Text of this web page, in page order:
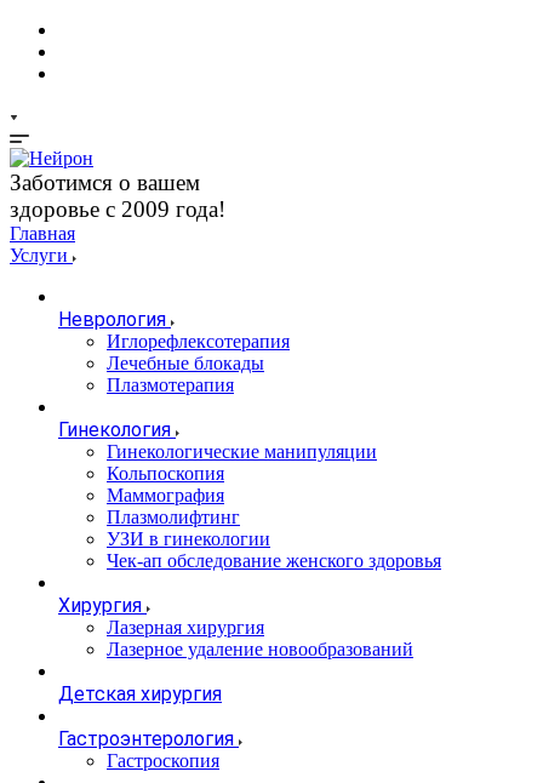
Заботимся о вашем
здоровье с 2009 года!
Главная
Услуги
Неврология
Иглорефлексотерапия
Лечебные блокады
Плазмотерапия
Гинекология
Гинекологические манипуляции
Кольпоскопия
Маммография
Плазмолифтинг
УЗИ в гинекологии
Чек-ап обследование женского здоровья
Хирургия
Лазерная хирургия
Лазерное удаление новообразований
Детская хирургия
Гастроэнтерология
Гастроскопия